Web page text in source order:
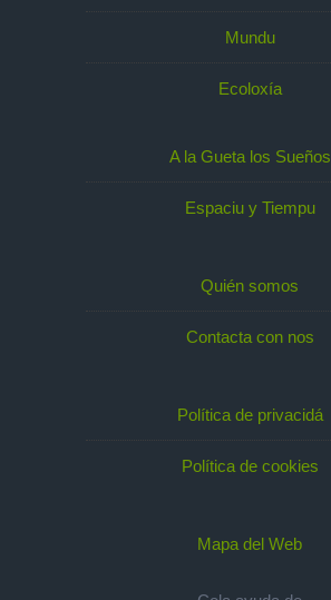
Mundu
Ecoloxía
A la Gueta los Sueños
Espaciu y Tiempu
Quién somos
Contacta con nos
Política de privacidá
Política de cookies
Mapa del Web